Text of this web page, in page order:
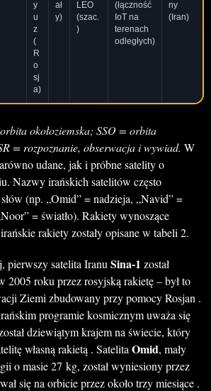
y
u
z
(
R
o
sj
a)
ał
y)
LEO
(szac.
)
(łączność
IoT na
terenach
odległych)
ny
(Iran)
okołoziemska; SSO = orbita
= rozpoznanie, obserwacja i wywiad. W
udane, jak i próbne satelity o
Nazwy irańskich satelitów często
(np. „Omid” = nadzieja, „Navid” =
= światło). Rakiety wynoszące
rakiety zostały opisane w tabeli 2.
pierwszy satelita Iranu Sina-1 został
2005 roku przez rosyjską rakietę – był to
Ziemi zbudowany przy pomocy Rosjan .
programie kosmicznym uważa się
dziewiątym krajem na świecie, który
własną rakietą . Satelita Omid, mały
o masie 27 kg, został wyniesiony przez
się na orbicie przez około trzy miesiące .